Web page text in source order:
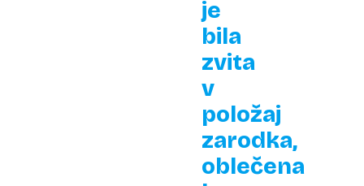
je
bila
zvita
v
položaj
zarodka,
oblečena